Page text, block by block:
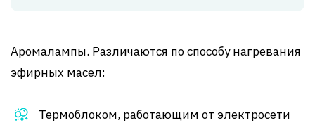
Аромалампы. Различаются по способу нагревания
эфирных масел:
Термоблоком, работающим от электросети